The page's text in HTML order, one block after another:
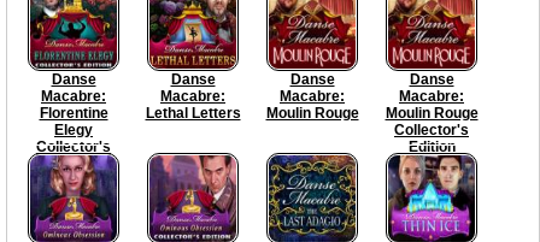
Danse
Macabre:
Florentine
Elegy
Collector's
Edition
Danse
Macabre:
Lethal Letters
Danse
Macabre:
Moulin Rouge
Danse
Macabre:
Moulin Rouge
Collector's
Edition